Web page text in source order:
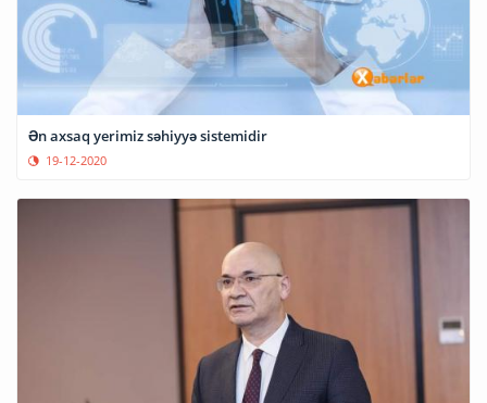
Ən axsaq yerimiz səhiyyə sistemidir
19-12-2020